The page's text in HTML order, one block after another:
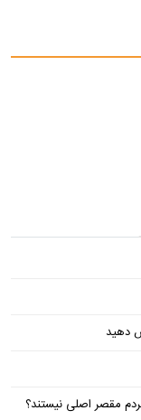
دهید
مقصر اصلی نیستند؟